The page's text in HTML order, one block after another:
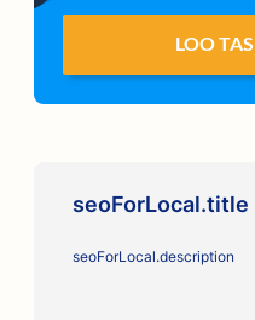
LOO
seoForLocal.title
seoForLocal.description